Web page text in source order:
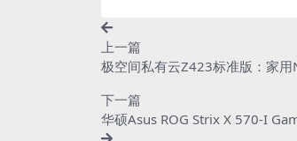
上一篇
极空间私有云Z423标准版：家用
下一篇
华硕Asus ROG Strix X 570-I